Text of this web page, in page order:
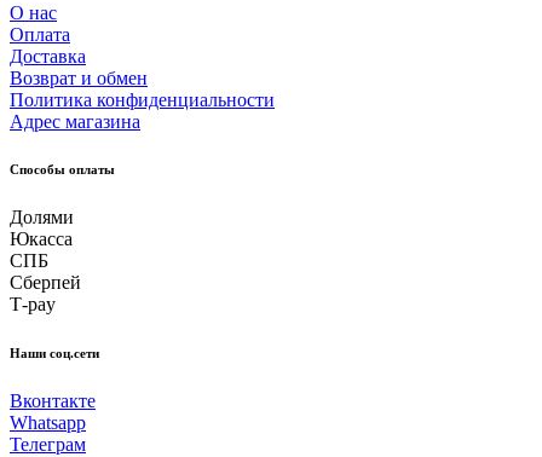
О нас
Оплата
Доставка
Возврат и обмен
Политика конфиденциальности
Адрес магазина
Способы оплаты
Долями
Юкасса
СПБ
Сберпей
Т-pay
Наши соц.сети
Вконтакте
Whatsapp
Телеграм